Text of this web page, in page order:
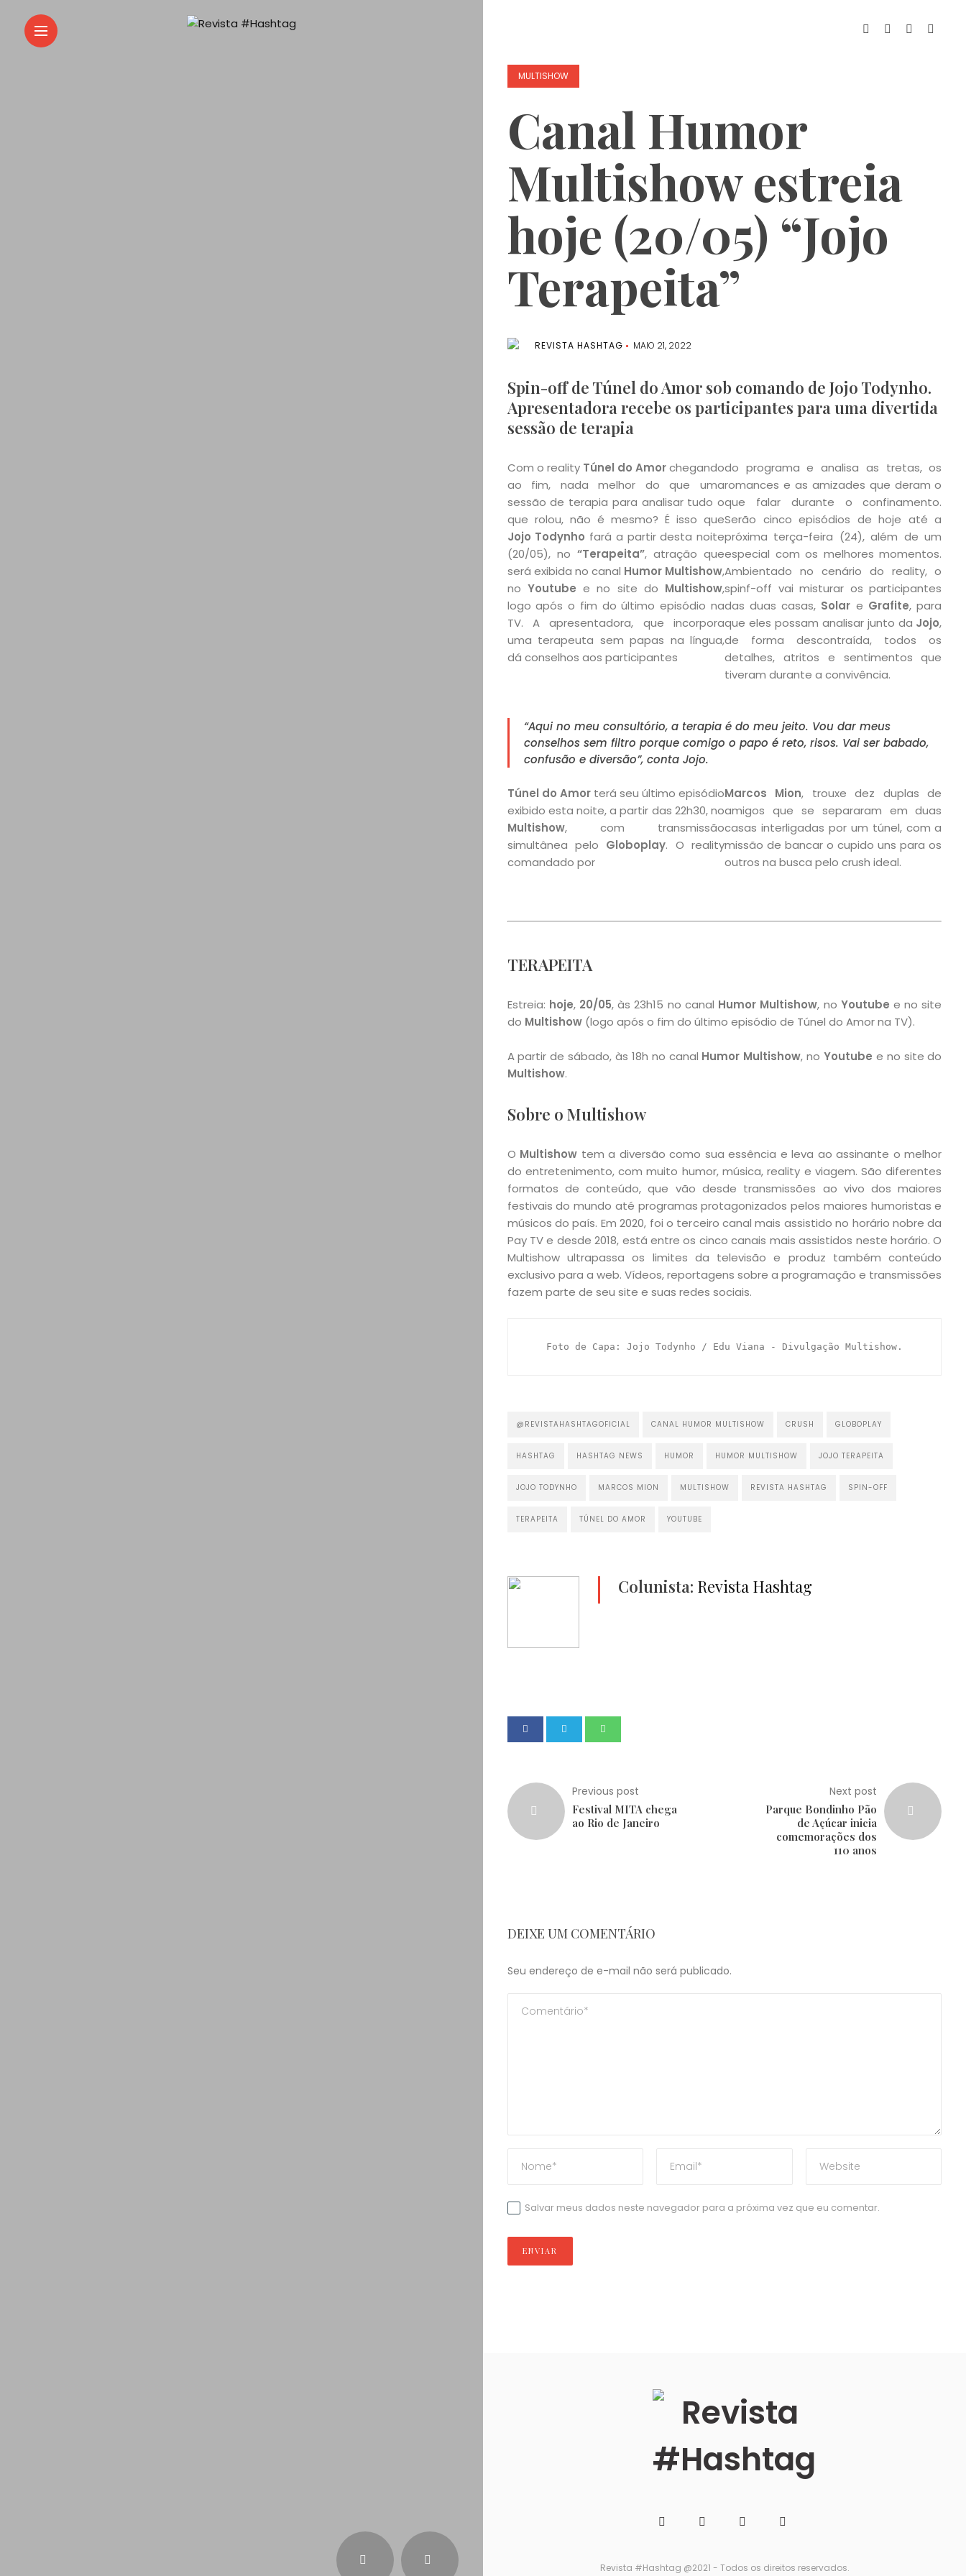
MULTISHOW
Canal Humor
Multishow estreia
hoje (20/05) “Jojo
Terapeita”
REVISTA HASHTAG MAIO 21, 2022
Spin-off de Túnel do Amor sob comando de Jojo Todynho.
Apresentadora recebe os participantes para uma divertida
sessão de terapia
Com o reality Túnel do Amorchegando
ao fim, nada melhor do que uma
sessão de terapia para analisar tudo o
que rolou, não é mesmo? É isso que
Jojo Todynho fará a partir desta noite
(20/05), no “Terapeita”, atração que
será exibida no canal Humor Multishow,
no Youtube e no site do Multishow,
logo após o fim do último episódio na
TV. A apresentadora, que incorpora
uma terapeuta sem papas na língua,
dá conselhos aos participantes
do programa e analisa as tretas, os
romances e as amizades que deram o
que falar durante o confinamento.
Serão cinco episódios de hoje até a
próxima terça-feira (24), além de um
especial com os melhores momentos.
Ambientado no cenário do reality, o
spinf-off vai misturar os participantes
das duas casas, Solar e Grafite, para
que eles possam analisar junto da Jojo,
de forma descontraída, todos os
detalhes, atritos e sentimentos que
tiveram durante a convivência.
“Aqui no meu consultório, a terapia é do meu jeito. Vou dar meus
conselhos sem filtro porque comigo o papo é reto, risos. Vai ser babado,
confusão e diversão”, conta Jojo.
Túnel do Amorterá seu último episódio
exibido esta noite, a partir das 22h30, no
Multishow, com transmissão
simultânea pelo Globoplay. O reality
comandado por
Marcos Mion, trouxe dez duplas de
amigos que se separaram em duas
casas interligadas por um túnel, com a
missão de bancar o cupido uns para os
outros na busca pelo crush ideal.
TERAPEITA
Estreia: hoje, 20/05, às 23h15 no canal Humor Multishow, no Youtube e no site
do Multishow (logo após o fim do último episódio de Túnel do Amor na TV).
A partir de sábado, às 18h no canal Humor Multishow, noYoutube e no site do
Multishow.
Sobre o Multishow
O Multishow tem a diversão como sua essência e leva ao assinante o melhor
do entretenimento, com muito humor, música, reality e viagem. São diferentes
formatos de conteúdo, que vão desde transmissões ao vivo dos maiores
festivais do mundo até programas protagonizados pelos maiores humoristas e
músicos do país. Em 2020, foi o terceiro canal mais assistido no horário nobre da
Pay TV e desde 2018, está entre os cinco canais mais assistidos neste horário. O
Multishow ultrapassa os limites da televisão e produz também conteúdo
exclusivo para a web. Vídeos, reportagens sobre a programação e transmissões
fazem parte de seu site e suas redes sociais.
Foto de Capa: Jojo Todynho / Edu Viana - Divulgação Multishow.
@REVISTAHASHTAGOFICIAL CANAL HUMOR MULTISHOW CRUSH GLOBOPLAY
HASHTAG HASHTAG NEWS HUMOR HUMOR MULTISHOW JOJO TERAPEITA
JOJO TODYNHO MARCOS MION MULTISHOW REVISTA HASHTAG SPIN-OFF
TERAPEITA TÚNEL DO AMOR YOUTUBE
Colunista: Revista Hashtag
Previous post
Festival MITA chega
ao Rio de Janeiro
Next post
Parque Bondinho Pão
de Açúcar inicia
comemorações dos
110 anos
DEIXE UM COMENTÁRIO
Seu endereço de e-mail não será publicado.
Salvar meus dados neste navegador para a próxima vez que eu comentar.
Revista #Hashtag @2021 - Todos os direitos reservados.